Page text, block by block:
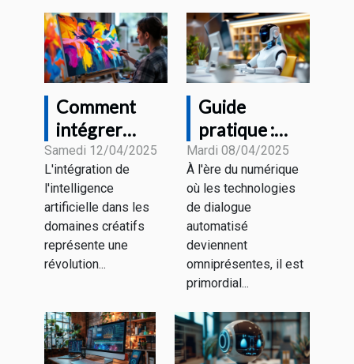
Comment
intégrer
l'intelligence
artificielle
dans votre
processus
créatif
artistique
Samedi 12/04/2025
L'intégration de
l'intelligence
artificielle dans les
domaines créatifs
représente une
révolution...
Guide
pratique :
Optimiser
votre
interaction
avec les
technologies
de dialogue
automatisé
Mardi 08/04/2025
À l'ère du numérique
où les technologies
de dialogue
automatisé
deviennent
omniprésentes, il est
primordial...